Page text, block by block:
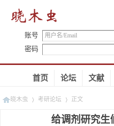
账号
密码
首页 论坛 文献
晓木虫 考研论坛 正文
给调剂研究生